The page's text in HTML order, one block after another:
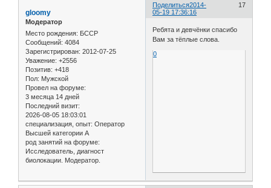
Поделиться 17
2014-
05-19 17:36:16
gloomy
Модератор
Место рождения: БССР
Сообщений: 4084
Зарегистрирован: 2012-07-25
Уважение: +2556
Позитив: +418
Пол: Мужской
Провел на форуме:
3 месяца 14 дней
Последний визит:
2026-08-05 18:03:01
специализация, опыт: Оператор
Высшей категории А
род занятий на форуме:
Исследователь, диагност
биолокации. Модератор.
Ребята и девчёнки спасибо
Вам за тёплые слова.
0